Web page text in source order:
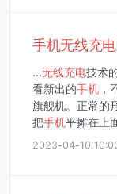
手机无线充电
...无线充电技术
看新出的手机 ，
旗舰机。正常的
把手机平摊在上
2023-04-10